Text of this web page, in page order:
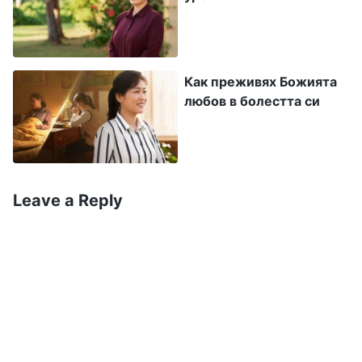
отчуждаваше от Бог и вече не исках да се
моля. Чувствах се наистина унил и притеснен
и се ужасявах, че смъртта може да ме
застигне по всяко време. В болката си
отправих молитва към Бог, като Го помолих
го да ме напътства, за да разбера
намерението Му.
По-късно се натъкнах на тези Божии слова:
Как преживях Божията
любов в болестта си
Leave a Reply